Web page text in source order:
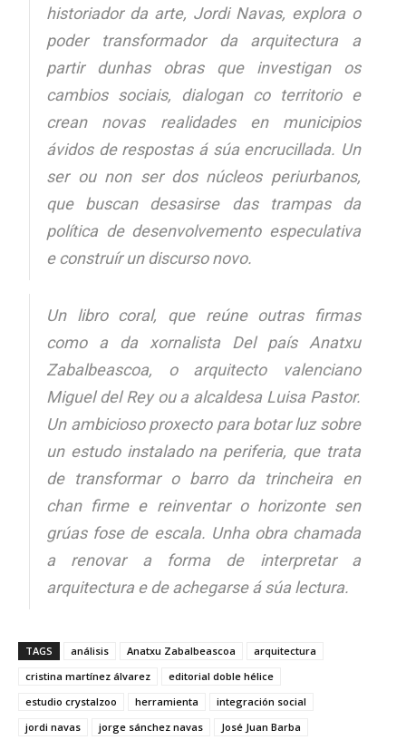
historiador da arte, Jordi Navas, explora o
poder transformador da arquitectura a
partir dunhas obras que investigan os
cambios sociais, dialogan co territorio e
crean novas realidades en municipios
ávidos de respostas á súa encrucillada. Un
ser ou non ser dos núcleos periurbanos,
que buscan desasirse das trampas da
política de desenvolvemento especulativa
e construír un discurso novo.
Un libro coral, que reúne outras firmas
como a da xornalista Del país Anatxu
Zabalbeascoa, o arquitecto valenciano
Miguel del Rey ou a alcaldesa Luisa Pastor.
Un ambicioso proxecto para botar luz sobre
un estudo instalado na periferia, que trata
de transformar o barro da trincheira en
chan firme e reinventar o horizonte sen
grúas fose de escala. Unha obra chamada
a renovar a forma de interpretar a
arquitectura e de achegarse á súa lectura.
TAGS análisis Anatxu Zabalbeascoa
arquitectura
cristina martínez álvarez
editorial doble hélice
estudio crystalzoo
herramienta
integración social
jordi navas
jorge sánchez navas
José Juan Barba